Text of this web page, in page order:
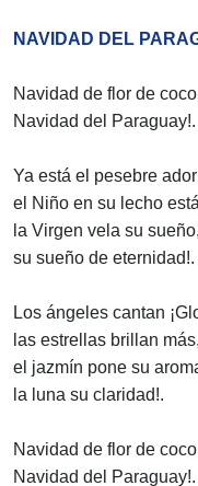
NAVIDAD DEL
Navidad de flor de
Navidad del Paraguay!.
Ya está el pesebre
el Niño en su lecho
la Virgen vela su sueño,
su sueño de eternidad!.
Los ángeles cantan
las estrellas brillan más,
el jazmín pone su
la luna su claridad!.
Navidad de flor de
Navidad del Paraguay!.